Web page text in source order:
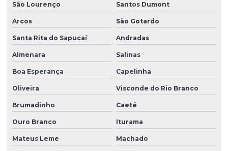
São Lourenço Santos Dumont
Arcos São Gotardo
Santa Rita do Sapucaí Andradas
Almenara Salinas
Boa Esperança Capelinha
Oliveira Visconde do Rio Branco
Brumadinho Caeté
Ouro Branco Iturama
Mateus Leme Machado